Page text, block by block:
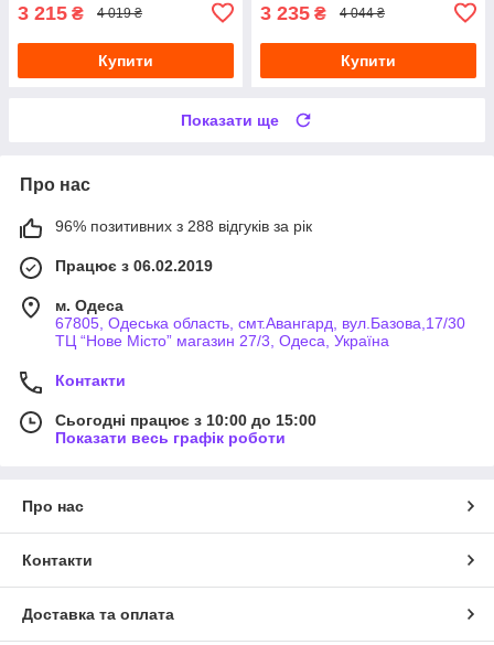
3 215 ₴ 4 019 ₴
Купити
3 235 ₴ 4 044 ₴
Купити
Показати ще
Про нас
96% позитивних з 288 відгуків за рік
Працює з 06.02.2019
м. Одеса
67805, Одеська область, смт.Авангард, вул.Базова,17/30
ТЦ “Нове Місто” магазин 27/3, Одеса, Україна
Контакти
Сьогодні працює з 10:00 до 15:00
Показати весь графік роботи
Про нас
Контакти
Доставка та оплата